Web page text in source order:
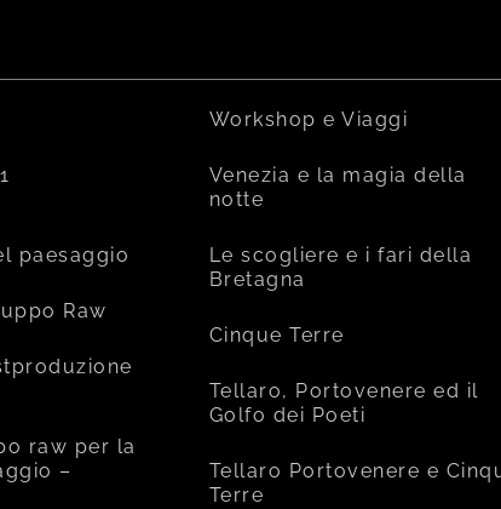
paesaggio
Raw
raw per la
–
Workshop e Viaggi
Venezia e la magia della
notte
Le scogliere e i fari della
Bretagna
Cinque Terre
Tellaro, Portovenere ed il
Golfo dei Poeti
Tellaro Portovenere e
Terre